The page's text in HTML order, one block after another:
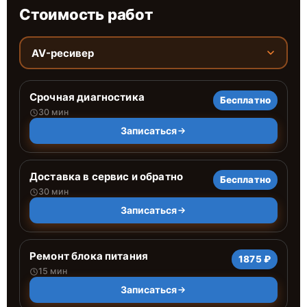
Стоимость работ
AV-ресивер
Срочная диагностика
30 мин
Бесплатно
Записаться
Доставка в сервис и обратно
30 мин
Бесплатно
Записаться
Ремонт блока питания
15 мин
1875 ₽
Записаться